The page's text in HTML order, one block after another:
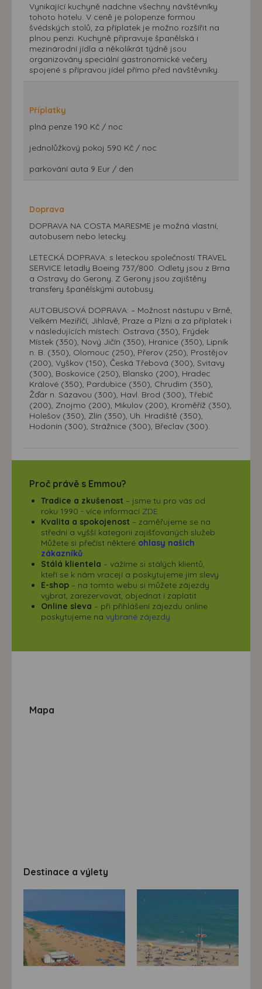
Vynikající kuchyně nadchne všechny návštěvníky
tohoto hotelu. V ceně je polopenze formou
švédských stolů, za příplatek je možno rozšířit na
plnou penzi. Kuchyně připravuje španělská i
mezinárodní jídla a několikrát týdně jsou
organizovány speciální gastronomické večery
spojené s přípravou jídel přímo před návštěvníky.
Příplatky
plná penze 190 Kč / noc
jednolůžkový pokoj 590 Kč / noc
parkování auta 9 Eur / den
Doprava
DOPRAVA NA COSTA MARESME je možná vlastní,
autobusem nebo letecky.
LETECKÁ DOPRAVA: s leteckou společností TRAVEL
SERVICE letadly Boeing 737/800. Odlety jsou z Brna
a Ostravy do Gerony. Z Gerony jsou zajištěny
transfery španělskými autobusy.
AUTOBUSOVÁ DOPRAVA: – Možnost nástupu v Brně,
Velkém Meziříčí, Jihlavě, Praze a Plzni a za příplatek i
v následujících místech: Ostrava (350), Frýdek
Místek (350), Nový Jičín (350), Hranice (350), Lipník
n. B. (350), Olomouc (250), Přerov (250), Prostějov
(200), Vyškov (150), Česká Třebová (300), Svitavy
(300), Boskovice (250), Blansko (200), Hradec
Králové (350), Pardubice (350), Chrudim (350),
Žďár n. Sázavou (300), Havl. Brod (300), Třebíč
(200), Znojmo (200), Mikulov (200), Kroměříž (350),
Holešov (350), Zlín (350), Uh. Hradiště (350),
Hodonín (300), Strážnice (300), Břeclav (300).
Proč právě s Emmou?
Tradice a zkušenost – jsme tu pro vás od
roku 1990 - více informací ZDE
Kvalita a spokojenost – zaměřujeme se na
střední a vyšší kategorii zajišťovaných služeb.
Můžete si přečíst některé ohlasy našich
zákazníků.
Stálá klientela – vážíme si stálých klientů,
kteří se k nám vracejí a poskytujeme jim slevy
E-shop – na tomto webu si můžete zájezdy
vybrat, zarezervovat, objednat i zaplatit
Online sleva – při přihlášení zájezdu online
poskytujeme na vybrané zájezdy
Mapa
Destinace a výlety